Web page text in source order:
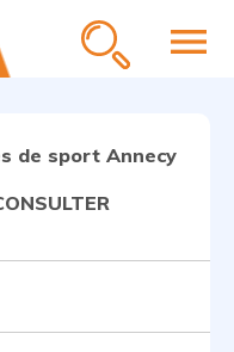
menu
de sport Annecy